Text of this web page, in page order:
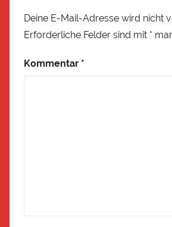
Deine E-Mail-Adresse wird nicht
Erforderliche Felder sind mit *
Kommentar *